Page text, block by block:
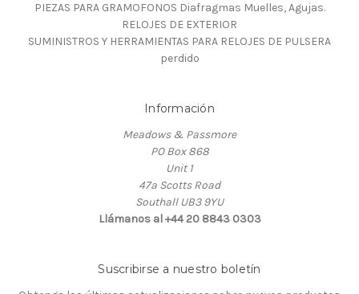
PIEZAS PARA GRAMOFONOS Diafragmas Muelles, Agujas.
RELOJES DE EXTERIOR
SUMINISTROS Y HERRAMIENTAS PARA RELOJES DE PULSERA
perdido
Información
Meadows & Passmore
PO Box 868
Unit 1
47a Scotts Road
Southall UB3 9YU
Llámanos al +44 20 8843 0303
Suscribirse a nuestro boletín